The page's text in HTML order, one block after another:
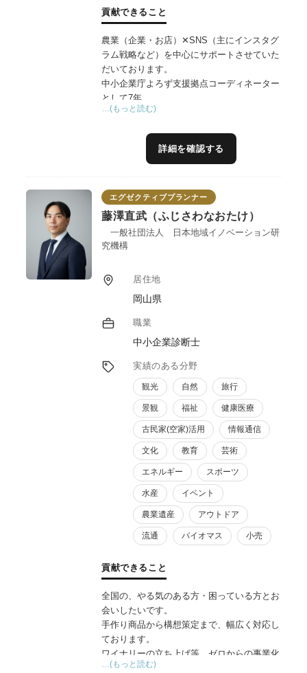
貢献できること
農業（企業・お店）✕SNS（主にインスタグ
ラム戦略など）を中心にサポートさせていた
だいております。
中小企業庁よろず支援拠点コーディネーター
として7年。
県の6次産業化プランナーとして6年の経験を
SNS（主にインスタグラム戦略など）を軸に
広報・販売戦略、販路拡大、商品開発といっ
大切なスキルは一通りあります。
プレスリリース、クラウドファンディング、
飲食店経験有りなどの支援実績も多数、県内
外でセミナーや学会などでも登壇していま
かを見極め、レベルに合った売り上げを上げ
る支援をさせていただきます。
…(もっと読む)
詳細を確認する
エグゼクティブプランナー
藤澤直武（ふじさわなおたけ）
一般社団法人 日本地域イノベーション研
究機構
居住地
岡山県
職業
中小企業診断士
実績のある分野
観光 自然 旅行
景観 福祉 健康医療
古民家(空家)活用 情報通信
文化 教育 芸術
エネルギー スポーツ
水産 イベント
農業遺産 アウトドア
流通 バイオマス 小売
貢献できること
全国の、やる気のある方・困っている方とお
会いしたいです。
手作り商品から構想策定まで、幅広く対応し
ております。
ワイナリーの立ち上げ等、ゼロからの事業化
経験がありますので、地域資源の活用・連携
…(もっと読む)